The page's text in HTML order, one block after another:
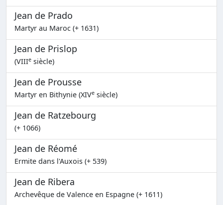
Jean de Prado
Martyr au Maroc (+ 1631)
Jean de Prislop
(VIIIe siècle)
Jean de Prousse
Martyr en Bithynie (XIVe siècle)
Jean de Ratzebourg
(+ 1066)
Jean de Réomé
Ermite dans l'Auxois (+ 539)
Jean de Ribera
Archevêque de Valence en Espagne (+ 1611)